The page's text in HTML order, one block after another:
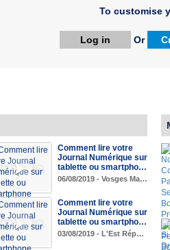
To customise
Log in Or
Comment lire votre
Journal Numérique sur
tablette ou smartpho…
06/08/2019 - Vosges Ma…
Comment lire votre
Journal Numérique sur
tablette ou smartpho…
03/08/2019 - L'Est Rép…